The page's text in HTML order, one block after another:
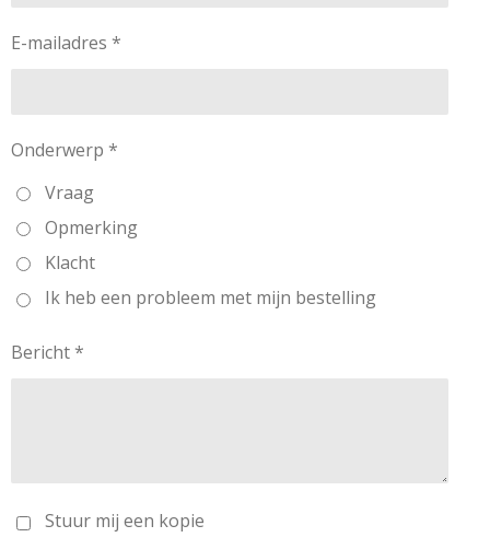
E-mailadres *
Onderwerp *
Vraag
Opmerking
Klacht
Ik heb een probleem met mijn bestelling
Bericht *
Stuur mij een kopie